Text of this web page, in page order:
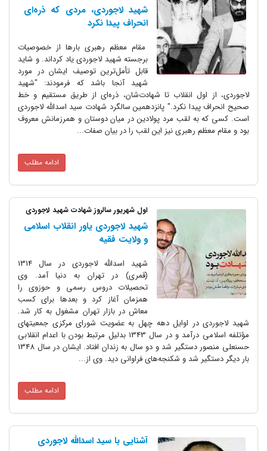
شهید لاجوردی، مردی که ذره‌ای
انحراف پیدا نکرد
مقام معظم رهبری بارها از خصوصیات
برجسته شهید لاجوردی یاد کرداند. و شاید
قابل تأمل‌ترین توصیف ایشان در مورد
شهید آنجا باشد که فرمودند: "شهید
لاجوردی، از اول انقلاب تا شهادت‌شان، ذره‌ای از طریق مستقیم و خط
صحیح انحراف پیدا نکرد." پانزدهمین سالگرد شهادت سید اسدالله لاجوردی
است. کسی که به لقب مرد پولادین در میان دوستان و همرزمانش معروف
بود و مقام معظم رهبری نیز این لقب را در بیان صفات...
ادامه مطلب
اول شهریور سالروز شهادت شهید لاجوردی
شهید لاجوردی یاور انقلاب اسلامی
و ولایت فقیه
شهید اسدالله لاجوردی در سال 1314
(قمری) در تهران به دنیا آمد. وی
تحصیلات دروس رسمی و حوزوی را
همزمان آغاز کرد و بعدها برای کسب
معاش در بازار تهران مشغول به کار شد.
شهید لاجوردی در اوایل دهه چهل به عضویت شورای مرکزی جمعیتهای
مؤتلفه اسلامی درآمد و در سال 1343 بدلیل مرتبط بودن با اعدام انقلابی
حسنعلی منصور دستگیر شد و دو سال به زندان افتاد. ایشان در سال 1348
بار دیگر دستگیر شد و شکنجه‌های فراوانی دید. وی از...
ادامه مطلب
آشنایی با سید اسدالله لاجوردی